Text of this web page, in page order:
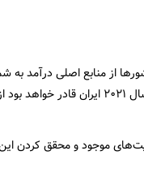
از منابع اصلی درآمد به
موجود و محقق کردن